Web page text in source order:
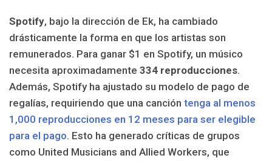
Spotify, bajo la dirección de Ek, ha cambiado
drásticamente la forma en que los artistas son
remunerados. Para ganar $1 en Spotify, un músico
necesita aproximadamente 334 reproducciones.
Además, Spotify ha ajustado su modelo de pago de
regalías, requiriendo que una canción tenga al menos
1,000 reproducciones en 12 meses para ser elegible
para el pago. Esto ha generado críticas de grupos
como United Musicians and Allied Workers, que